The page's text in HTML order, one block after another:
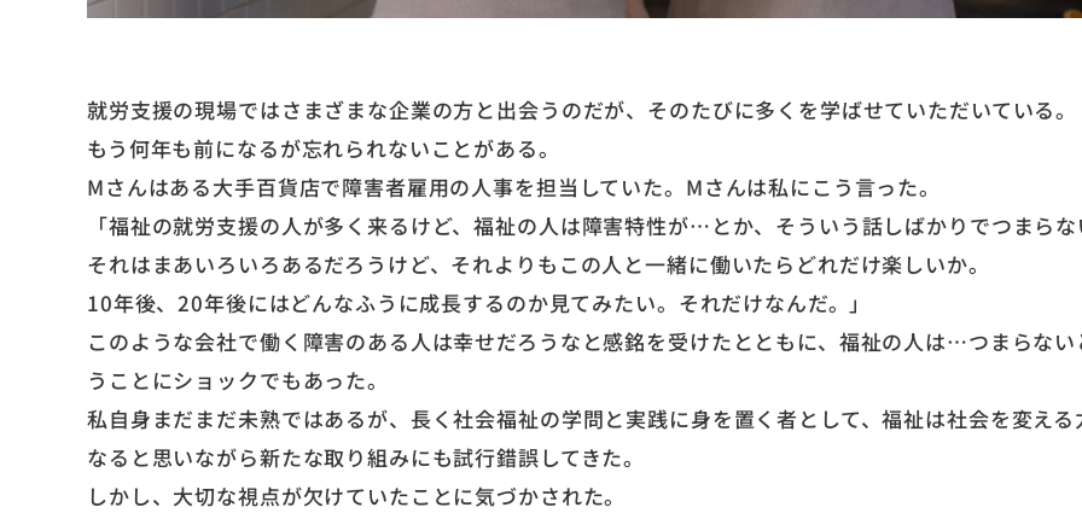
就労支援の現場ではさまざまな企業の方と出会うのだが、そのたびに多くを学ばせていただいている。
もう何年も前になるが忘れられないことがある。
Mさんはある大手百貨店で障害者雇用の人事を担当していた。Mさんは私にこう言った。
「福祉の就労支援の人が多く来るけど、福祉の人は障害特性が…とか、そういう話しばかりでつまらな
それはまあいろいろあるだろうけど、それよりもこの人と一緒に働いたらどれだけ楽しいか。
10年後、20年後にはどんなふうに成長するのか見てみたい。それだけなんだ。」
このような会社で働く障害のある人は幸せだろうなと感銘を受けたとともに、福祉の人は…つまらない
うことにショックでもあった。
私自身まだまだ未熟ではあるが、長く社会福祉の学問と実践に身を置く者として、福祉は社会を変える
なると思いながら新たな取り組みにも試行錯誤してきた。
しかし、大切な視点が欠けていたことに気づかされた。